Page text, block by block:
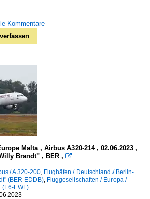
Kommentare
Malta , Airbus A320-214 , 02.06.2023 ,
Brandt" , BER , 
/ A 320-200, Flughäfen / Deutschland / Berlin-
(BER-EDDB), Fluggesellschaften / Europa /
(E6-EWL)